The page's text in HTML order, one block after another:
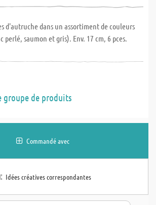
d'autruche dans un assortiment de couleurs
perlé, saumon et gris). Env. 17 cm, 6 pces.
groupe de produits
Commandé avec
Idées créatives correspondantes